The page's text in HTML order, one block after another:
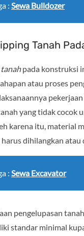
: Sewa Bulldozer
Tanah
pada konstruksi
atau proses
yang tidak cocok
karena itu, material
dihilangkan atau
: Sewa Excavator
pengelupasan
standar minimal